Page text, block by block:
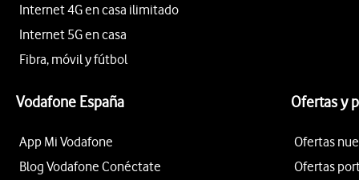
Internet 4G en casa ilimitado
Internet 5G en casa
Fibra, móvil y fútbol
Vodafone España
App Mi Vodafone
Blog Vodafone Conéctate
Ofertas y
Ofertas
Ofertas